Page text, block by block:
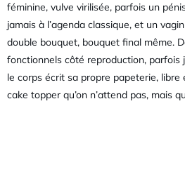
féminine, vulve virilisée, parfois un
jamais à l’agenda classique, et un
double bouquet, bouquet final même.
fonctionnels côté reproduction, parfois
le corps écrit sa propre papeterie, libre
cake topper qu’on n’attend pas, mais